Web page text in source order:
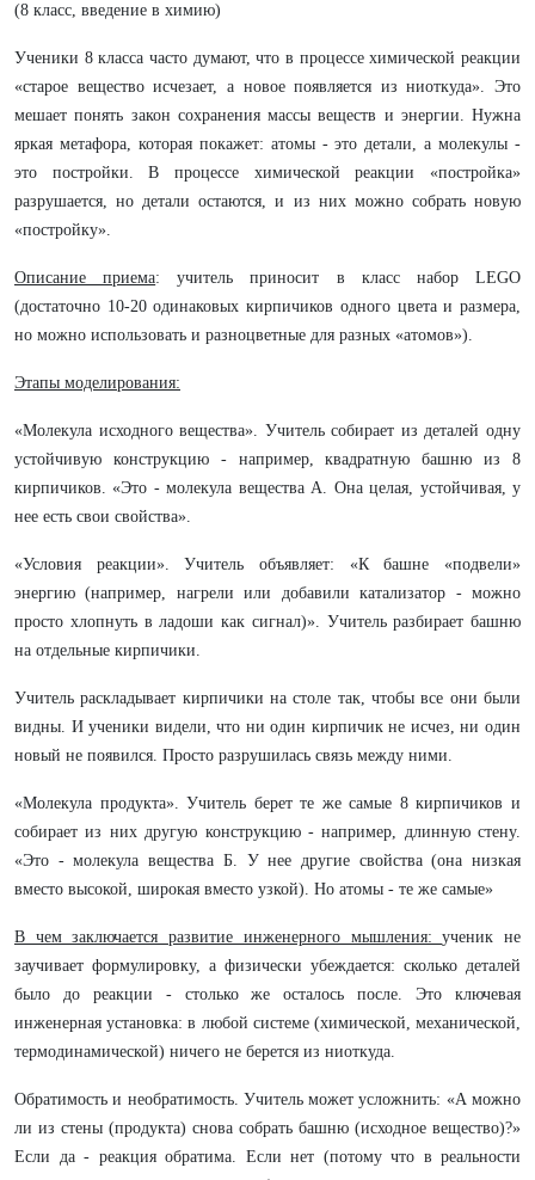
(8 класс, введение в химию)
Ученики 8 класса часто думают, что в процессе химической реакции
«старое вещество исчезает, а новое появляется из ниоткуда». Это
мешает понять закон сохранения массы веществ и энергии. Нужна
яркая метафора, которая покажет: атомы - это детали, а молекулы -
это постройки. В процессе химической реакции «постройка»
разрушается, но детали остаются, и из них можно собрать новую
«постройку».
Описание приема: учитель приносит в класс набор LEGO
(достаточно 10-20 одинаковых кирпичиков одного цвета и размера,
но можно использовать и разноцветные для разных «атомов»).
Этапы моделирования:
«Молекула исходного вещества». Учитель собирает из деталей одну
устойчивую конструкцию - например, квадратную башню из 8
кирпичиков. «Это - молекула вещества А. Она целая, устойчивая, у
нее есть свои свойства».
«Условия реакции». Учитель объявляет: «К башне «подвели»
энергию (например, нагрели или добавили катализатор - можно
просто хлопнуть в ладоши как сигнал)». Учитель разбирает башню
на отдельные кирпичики.
Учитель раскладывает кирпичики на столе так, чтобы все они были
видны. И ученики видели, что ни один кирпичик не исчез, ни один
новый не появился. Просто разрушилась связь между ними.
«Молекула продукта». Учитель берет те же самые 8 кирпичиков и
собирает из них другую конструкцию - например, длинную стену.
«Это - молекула вещества Б. У нее другие свойства (она низкая
вместо высокой, широкая вместо узкой). Но атомы - те же самые»
В чем заключается развитие инженерного мышления:ученик не
заучивает формулировку, а физически убеждается: сколько деталей
было до реакции - столько же осталось после. Это ключевая
инженерная установка: в любой системе (химической, механической,
термодинамической) ничего не берется из ниоткуда.
Обратимость и необратимость. Учитель может усложнить: «А можно
ли из стены (продукта) снова собрать башню (исходное вещество)?»
Если да - реакция обратима. Если нет (потому что в реальности